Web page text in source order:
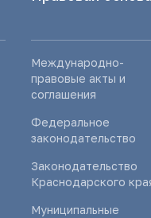
Международно-
правовые акты и
соглашения
Федеральное
законодательство
Законодательство
Краснодарского
Муниципальные